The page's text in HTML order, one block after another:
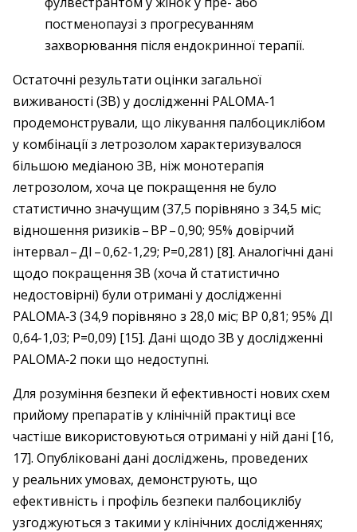
постменопаузі з прогресуванням
захворювання після ендокринної терапії.
Остаточні результати оцінки загальної
виживаності (ЗВ) у дослідженні PALOMA‑1
продемонстрували, що лікування палбоциклібом
у комбінації з летрозолом характеризувалося
більшою медіаною ЗВ, ніж монотерапія
летрозолом, хоча це покращення не було
статистично значущим (37,5 порівняно з 34,5 міс;
відношення ризиків – ​ВР – ​0,90; 95% довірчий
інтервал – ​ДІ – ​0,62-1,29; P=0,281) [8]. Аналогічні дані
щодо покращення ЗВ (хоча й статистично
недостовірні) були отримані у дослідженні
PALOMA‑3 (34,9 порівняно з 28,0 міс; ВР 0,81; 95% ДІ
0,64-1,03; P=0,09) [15]. Дані щодо ЗВ у дослідженні
PALOMA‑2 поки що недоступні.
Для розуміння безпеки й ефективності нових схем
прийому препаратів у клінічній практиці все
частіше використовуються отримані у ній дані [16,
17]. Опубліковані дані досліджень, проведених
у реальних умовах, демонструють, що
ефективність і профіль безпеки палбоциклібу
узгоджуються з такими у клінічних дослідженнях;